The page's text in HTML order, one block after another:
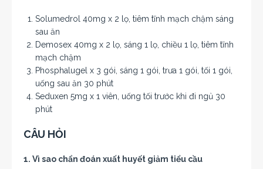
Solumedrol 40mg x 2 lọ, tiêm tĩnh mạch chậm sáng
sau ăn
Demosex 40mg x 2 lọ, sáng 1 lọ, chiều 1 lọ, tiêm tĩnh
mạch chậm
Phosphalugel x 3 gói, sáng 1 gói, trưa 1 gói, tối 1 gói,
uống sau ăn 30 phút
Seduxen 5mg x 1 viên, uống tối trước khi đi ngủ 30
phút
CÂU HỎI
1. Vì sao chẩn đoán xuất huyết giảm tiểu cầu